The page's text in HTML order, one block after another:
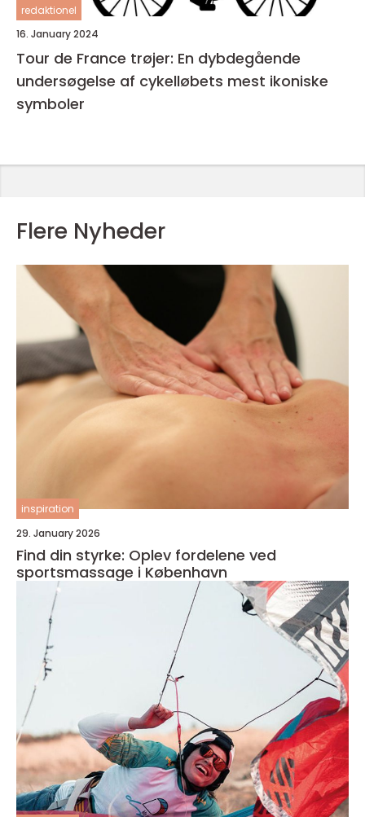
redaktionel
16. January 2024
Tour de France trøjer: En dybdegående
undersøgelse af cykelløbets mest ikoniske
symboler
Flere Nyheder
inspiration
29. January 2026
Find din styrke: Oplev fordelene ved
sportsmassage i København